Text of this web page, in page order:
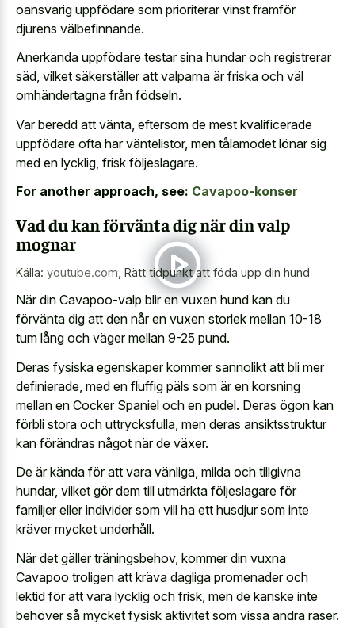
oansvarig uppfödare som prioriterar vinst framför
djurens välbefinnande.
Anerkända uppfödare testar sina hundar och registrerar
säd, vilket säkerställer att valparna är friska och väl
omhändertagna från födseln.
Var beredd att vänta, eftersom de mest kvalificerade
uppfödare ofta har väntelistor, men tålamodet lönar sig
med en lycklig, frisk följeslagare.
For another approach, see: Cavapoo-konser
Vad du kan förvänta dig när din valp
mognar
Källa: youtube.com Rätt tidpunkt att föda upp din hund
När din Cavapoo-valp blir en vuxen hund kan du
förvänta dig att den når en vuxen storlek mellan 10-18
tum lång och väger mellan 9-25 pund.
Deras fysiska egenskaper kommer sannolikt att bli mer
definierade, med en fluffig päls som är en korsning
mellan en Cocker Spaniel och en pudel. Deras ögon kan
förbli stora och uttrycksfulla, men deras ansiktsstruktur
kan förändras något när de växer.
De är kända för att vara vänliga, milda och tillgivna
hundar, vilket gör dem till utmärkta följeslagare för
familjer eller individer som vill ha ett husdjur som inte
kräver mycket underhåll.
När det gäller träningsbehov, kommer din vuxna
Cavapoo troligen att kräva dagliga promenader och
lektid för att vara lycklig och frisk, men de kanske inte
behöver så mycket fysisk aktivitet som vissa andra raser.